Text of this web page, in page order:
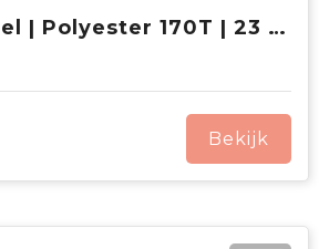
Paraplu Rachel | Polyester 170T | 23 inch
Bekijk